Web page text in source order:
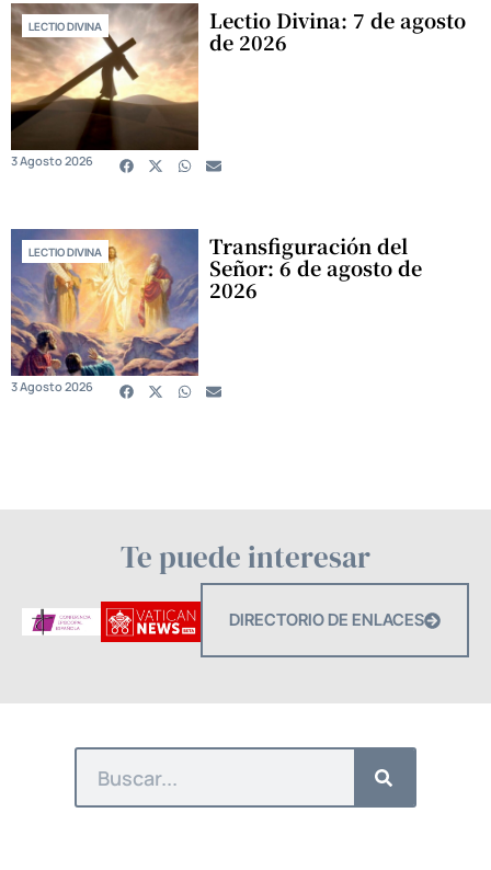
LECTIO DIVINA Lectio Divina: 7 de agosto
de 2026
3 Agosto 2026
LECTIO DIVINA Transfiguración del
Señor: 6 de agosto de
2026
3 Agosto 2026
Te puede interesar
DIRECTORIO DE ENLACES